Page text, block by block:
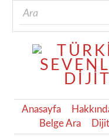
Anasayfa
Belge Ara